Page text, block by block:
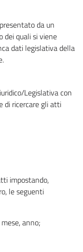
da un
dei quali si viene
dati legislativa della
Legislativa con
di ricercare gli atti
impostando,
le seguenti
anno;